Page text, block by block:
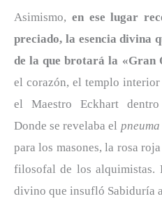
Asimismo, en ese lugar
preciado, la esencia divina
de la que brotará la «Gran
el corazón, el templo
el Maestro Eckhart
Donde se revelaba el pneuma
para los masones, la rosa
filosofal de los alquimistas.
divino que insufló Sabiduría